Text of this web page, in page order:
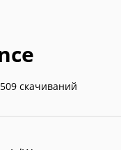
509 скачиваний